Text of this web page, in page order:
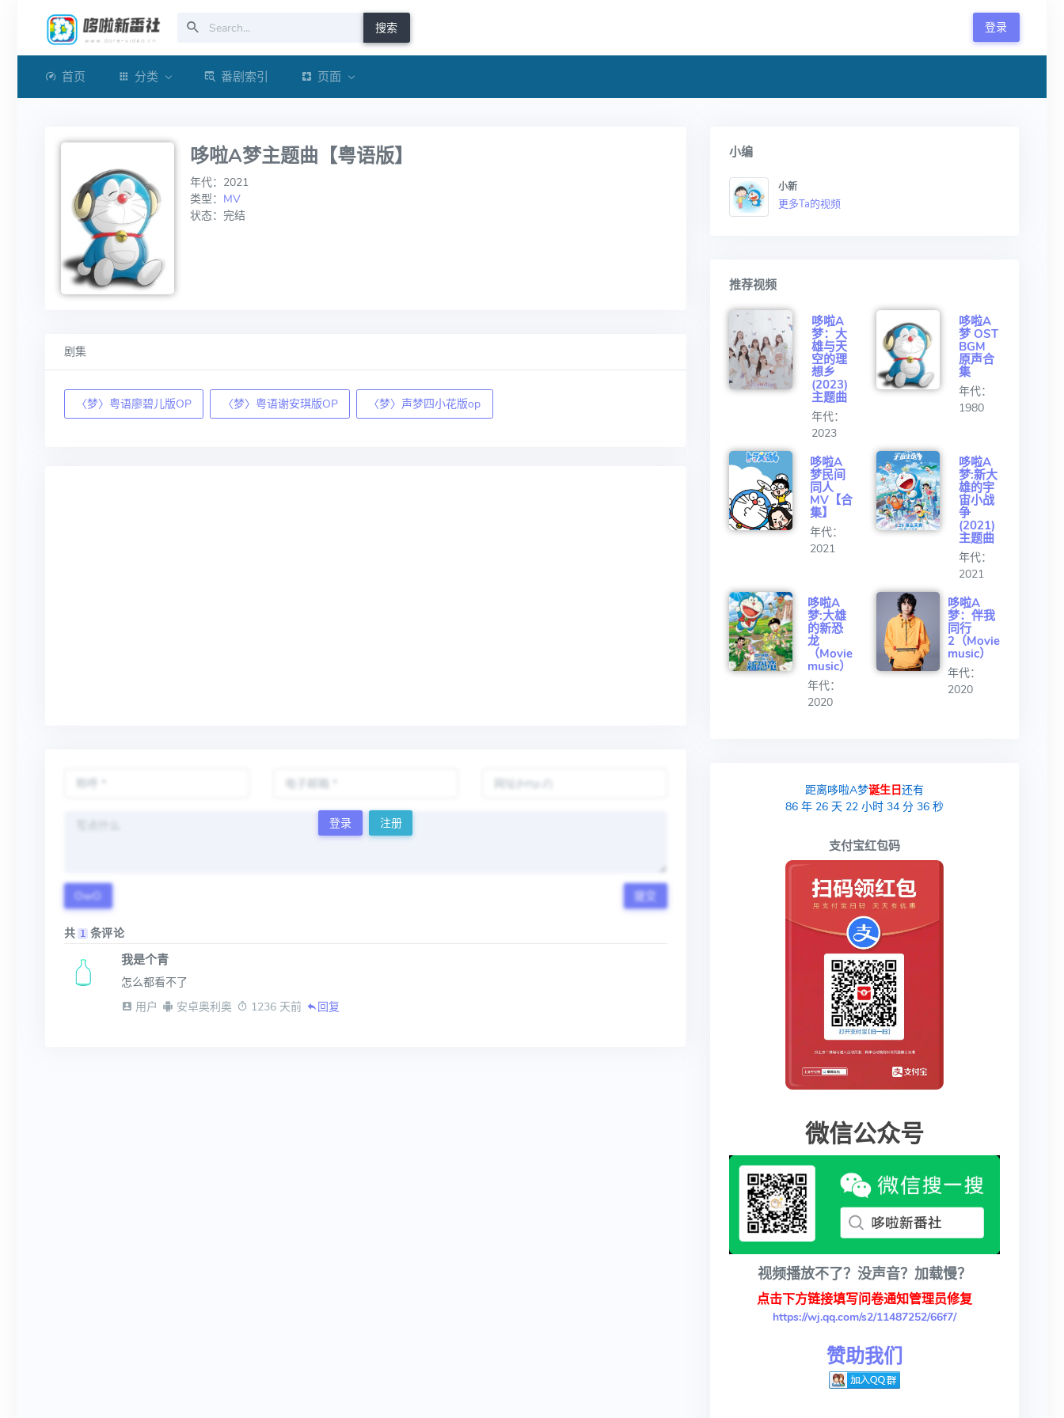
登录
搜索
首页 分类 番剧索引 页面
哆啦A梦主题曲【粤语版】
年代：2021
类型： MV
状态：完结
剧集
〈梦〉粤语廖碧儿版OP 〈梦〉粤语谢安琪版OP 〈梦〉声梦四小花版op
登录 注册
OwO 提交
共 1 条评论
我是个青
怎么都看不了
用户
安卓奥利奥 1236 天前 回复
小编
小新
更多Ta的视频
推荐视频
哆啦A
梦：大
雄与天
空的理
想乡
(2023)
主题曲
年代：
2023
哆啦A
梦 OST
BGM
原声合
集
年代：
1980
哆啦A
梦民间
同人
MV【合
集】
年代：
2021
哆啦A
梦:新大
雄的宇
宙小战
争
(2021)
主题曲
年代：
2021
哆啦A
梦:大雄
的新恐
龙
（Movie
music）
年代：
2020
哆啦A
梦：伴我
同行
2（Movie
music）
年代：
2020
距离哆啦A梦诞生日还有
86年 26 天 22小时 34分 36秒
支付宝红包码
微信公众号
视频播放不了？没声音？加载慢？
点击下方链接填写问卷通知管理员修复
https://wj.qq.com/s2/11487252/66f7/
赞助我们